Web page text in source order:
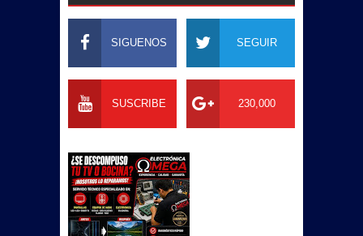
SIGUENOS SEGUIR
SUSCRIBE 230,000